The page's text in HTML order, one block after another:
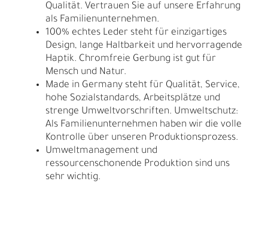
Qualität. Vertrauen Sie auf unsere Erfahrung
als Familienunternehmen.
100% echtes Leder steht für einzigartiges
Design, lange Haltbarkeit und hervorragende
Haptik. Chromfreie Gerbung ist gut für
Mensch und Natur.
Made in Germany steht für Qualität, Service,
hohe Sozialstandards, Arbeitsplätze und
strenge Umweltvorschriften. Umweltschutz:
Als Familienunternehmen haben wir die volle
Kontrolle über unseren Produktionsprozess.
Umweltmanagement und
ressourcenschonende Produktion sind uns
sehr wichtig.